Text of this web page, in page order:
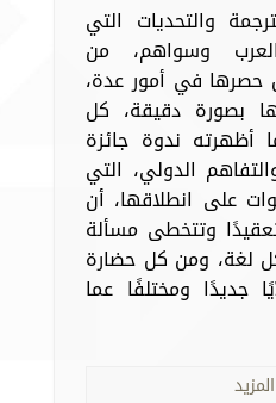
والتحديات التي
وسواهم، من
حصرها في أمور عدة،
بصورة دقيقة، كل
أظهرته ندوة جائزة
الدولي، التي
على انطلاقها، أن
وتتخطى مسألة
لغة، ومن كل حضارة
جديدًا ومختلفًا عما